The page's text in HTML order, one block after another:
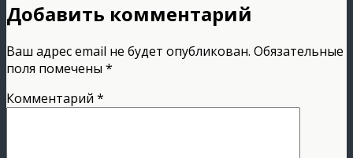
Добавить комментарий
Ваш адрес email не будет опубликован. Обязательные
поля помечены *
Комментарий *